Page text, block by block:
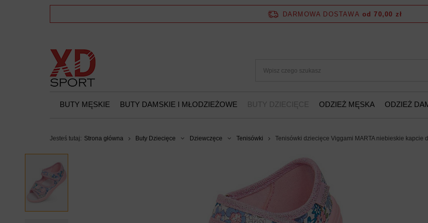
DARMOWA DOSTAWA od 70,00 zł
BUTY MĘSKIE BUTY DAMSKIE I MŁODZIEŻOWE BUTY DZIECIĘCE ODZIEŻ MĘSKA ODZIEŻ
Jesteś tutaj: Strona główna Buty Dziecięce Dziewczęce Tenisówki Tenisówki dziecięce Viggami MARTA niebieskie kapcie